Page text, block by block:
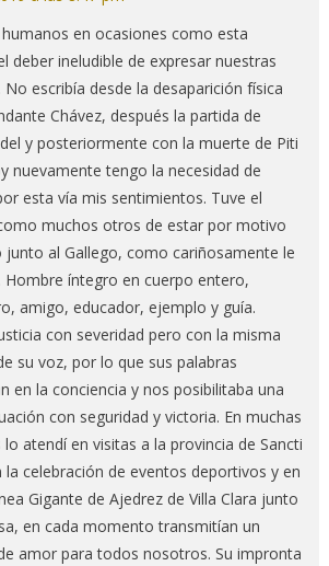
en ocasiones como esta
deber ineludible de expresar nuestras
No escribía desde la desaparición física
Chávez, después la partida de
y posteriormente con la muerte de Piti
nuevamente tengo la necesidad de
esta vía mis sentimientos. Tuve el
muchos otros de estar por motivo
junto al Gallego, como cariñosamente le
Hombre íntegro en cuerpo entero,
amigo, educador, ejemplo y guía.
con severidad pero con la misma
su voz, por lo que sus palabras
en la conciencia y nos posibilitaba una
con seguridad y victoria. En muchas
atendí en visitas a la provincia de Sancti
la celebración de eventos deportivos y en
Gigante de Ajedrez de Villa Clara junto
en cada momento transmitían un
amor para todos nosotros. Su impronta